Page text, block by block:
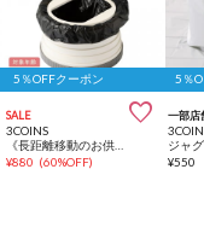
5％OFFクーポン
SALE 
3COINS
《長距離移動のお供に》ポータブルトイレ／KIDS
¥880 (60%OFF)
5％
一部店
¥550